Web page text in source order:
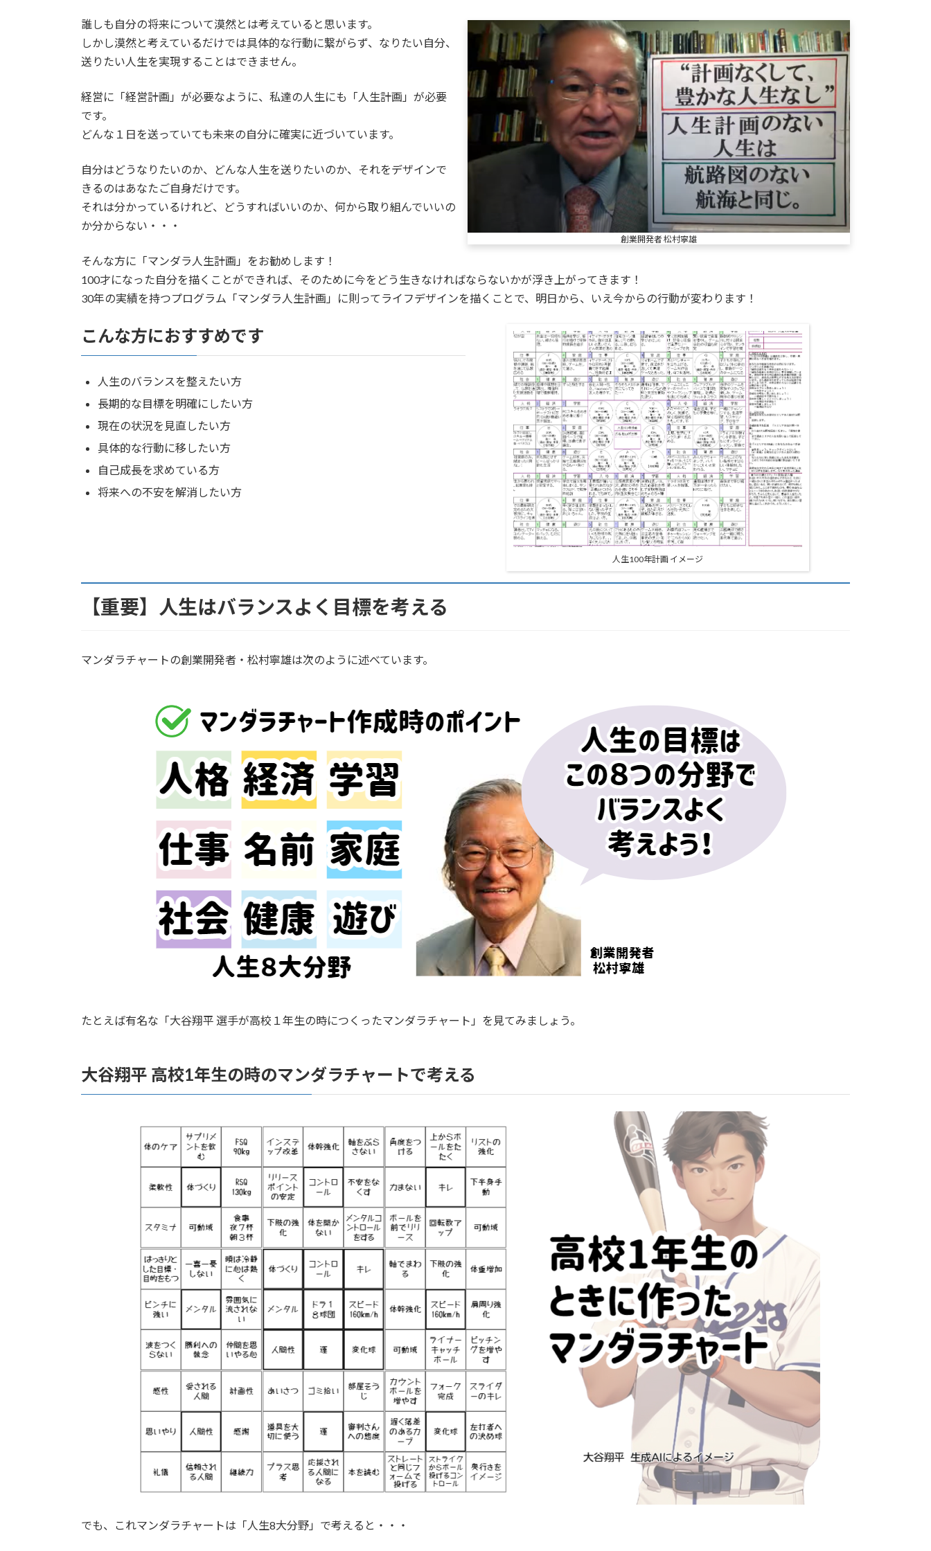
創業開発者 松村寧雄
誰しも自分の将来について漠然とは考えていると思います。
しかし漠然と考えているだけでは具体的な行動に繋がらず、なりたい自分、
送りたい人生を実現することはできません。
経営に「経営計画」が必要なように、私達の人生にも「人生計画」が必要
です。
どんな１日を送っていても未来の自分に確実に近づいています。
自分はどうなりたいのか、どんな人生を送りたいのか、それをデザインで
きるのはあなたご自身だけです。
それは分かっているけれど、どうすればいいのか、何から取り組んでいいの
か分からない・・・
そんな方に「マンダラ人生計画」をお勧めします！
100才になった自分を描くことができれば、そのために今をどう生きなければならないかが浮き上がってきます！
30年の実績を持つプログラム「マンダラ人生計画」に則ってライフデザインを描くことで、明日から、いえ今からの行動が変わります！
こんな方におすすめです
人生のバランスを整えたい方
長期的な目標を明確にしたい方
現在の状況を見直したい方
具体的な行動に移したい方
自己成長を求めている方
将来への不安を解消したい方
人生100年計画 イメージ
【重要】人生はバランスよく目標を考える
マンダラチャートの創業開発者・松村寧雄は次のように述べています。
たとえば有名な「大谷翔平 選手が高校１年生の時につくったマンダラチャート」を見てみましょう。
大谷翔平 高校1年生の時のマンダラチャートで考える
でも、これマンダラチャートは「人生8大分野」で考えると・・・